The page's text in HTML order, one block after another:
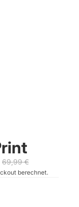
69,99 €
berechnet.